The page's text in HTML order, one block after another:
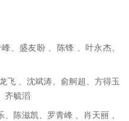
、盛友盼 、陈锋 、叶永杰、
飞 、沈斌涛、俞舸超、方得玉
齐毓滔
陈滋凯、罗青峰 、肖天丽 、